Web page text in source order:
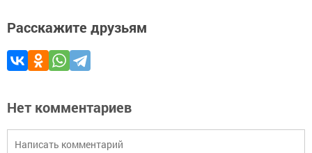
Расскажите друзьям
Нет комментариев